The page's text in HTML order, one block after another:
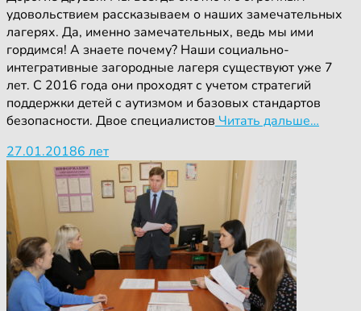
удовольствием рассказываем о наших замечательных
лагерях. Да, именно замечательных, ведь мы ими
гордимся! А знаете почему? Наши социально-
интегративные загородные лагеря существуют уже 7
лет. С 2016 года они проходят с учетом стратегий
поддержки детей с аутизмом и базовых стандартов
безопасности. Двое специалистов Читать дальше…
27.01.20186 лет